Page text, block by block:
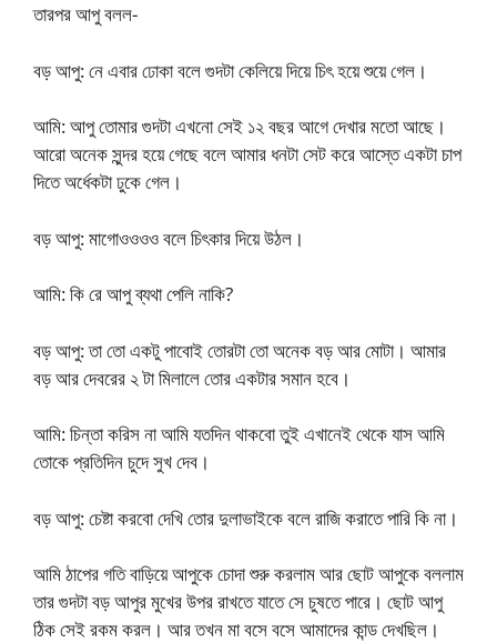
তারপর আপু বলল-
বড় আপু: নে এবার ঢোকা বলে গুদটা কেলিয়ে দিয়ে চিৎ হয়ে শুয়ে গেল।
আমি: আপু তোমার গুদটা এখনো সেই ১২ বছর আগে দেখার মতো আছে।
আরো অনেক সুন্দর হয়ে গেছে বলে আমার ধনটা সেট করে আস্তে একটা চাপ
দিতে অর্ধেকটা ঢুকে গেল।
বড় আপু: মাগোওওওও বলে চিৎকার দিয়ে উঠল।
আমি: কি রে আপু ব্যথা পেলি নাকি?
বড় আপু: তা তো একটু পাবোই তোরটা তো অনেক বড় আর মোটা। আমার
বড় আর দেবরের ২ টা মিলালে তোর একটার সমান হবে।
আমি: চিন্তা করিস না আমি যতদিন থাকবো তুই এখানেই থেকে যাস আমি
তোকে প্রতিদিন চুদে সুখ দেব।
বড় আপু: চেষ্টা করবো দেখি তোর দুলাভাইকে বলে রাজি করাতে পারি কি না।
আমি ঠাপের গতি বাড়িয়ে আপুকে চোদা শুরু করলাম আর ছোট আপুকে বললাম
তার গুদটা বড় আপুর মুখের উপর রাখতে যাতে সে চুষতে পারে। ছোট আপু
ঠিক সেই রকম করল। আর তখন মা বসে বসে আমাদের কান্ড দেখছিল।